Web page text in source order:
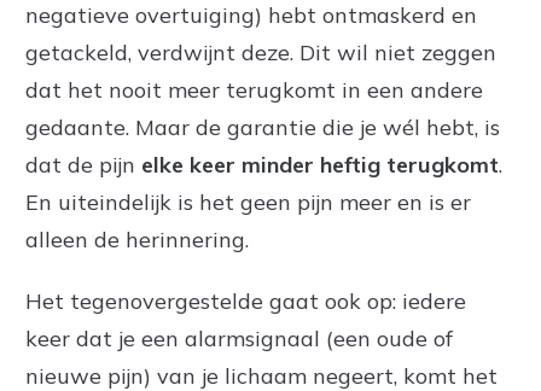
negatieve overtuiging) hebt ontmaskerd en
getackeld, verdwijnt deze. Dit wil niet zeggen
dat het nooit meer terugkomt in een andere
gedaante. Maar de garantie die je wél hebt, is
dat de pijn elke keer minder heftig terugkomt.
En uiteindelijk is het geen pijn meer en is er
alleen de herinnering.
Het tegenovergestelde gaat ook op: iedere
keer dat je een alarmsignaal (een oude of
nieuwe pijn) van je lichaam negeert, komt het